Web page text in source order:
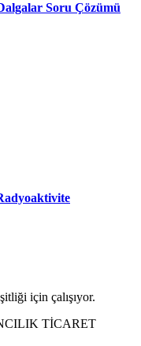
Soru Çözümü
için çalışıyor.
TİCARET